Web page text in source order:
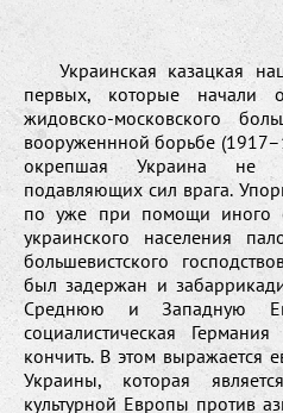
Украинская казацкая
первых, которые начали
жидовско-московского
вооруженнной борьбе
окрепшая Украина не
подавляющих сил врага.
по уже при помощи иного
украинского населения
большевистского
был задержан и
Среднюю и Западную
социалистическая
кончить. В этом выражается
Украины, которая
культурной Европы против